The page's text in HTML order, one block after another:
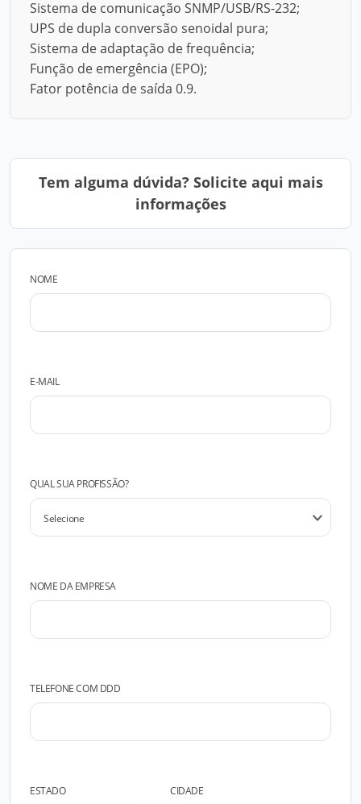
Sistema de comunicação SNMP/USB/RS-232;
UPS de dupla conversão senoidal pura;
Sistema de adaptação de frequência;
Função de emergência (EPO);
Fator potência de saída 0.9.
Tem alguma dúvida? Solicite aqui mais
informações
NOME
E-MAIL
QUAL SUA PROFISSÃO?
NOME DA EMPRESA
TELEFONE COM DDD
ESTADO CIDADE